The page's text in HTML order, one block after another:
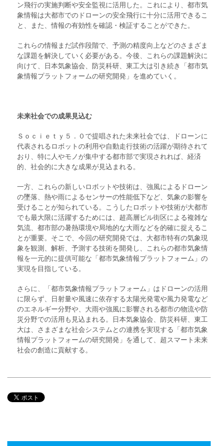
ン飛行の実施判断や安全監視に活用した。これにより、都市気
象情報は大都市でのドローンの安全飛行に十分に活用できるこ
と、また、情報の有効性を確認・検証することができた。
これらの情報まだ試作段階で、予測の精度向上などのさまざま
な課題を解決していく必要がある。今後、これらの課題解決に
向けて、日本気象協会、防災科研、東工大は引き続き「都市気
象情報プラットフォームの研究開発」を進めていく。
未来社会での成果見込む
Ｓｏｃｉｅｔｙ５．０で提唱された未来社会では、ドローンに
代表されるロボットの利用や自動走行技術の活躍が期待されて
おり、特に人やモノが集中する都市部で実現されれば、経済
的、社会的に大きな成果が見込まれる。
一方、これらの新しいロボットや技術は、強風によるドローン
の墜落、熱や雨によるセンサーの性能低下など、気象の影響を
受けることが知られている。こうしたロボットや技術が大都市
でも最大限に活躍するためには、超高層ビル街区による複雑な
気流、都市部の暑熱環境や局地的な大雨などを的確に捉えるこ
とが重要。そこで、今回の研究開発では、大都市特有の気象現
象を観測、解析、予測する技術を開発し、これらの都市気象情
報を一元的に提供可能な「都市気象情報プラットフォーム」の
実現を目指している。
さらに、「都市気象情報プラットフォーム」はドローンの活用
に限らず、日射量や風速に依存する太陽光発電や風力発電など
のエネルギー分野や、大雨や強風に影響される都市の物流や防
災分野での活用も見込まれる。日本気象協会、防災科研、東工
大は、さまざまな社会システムとの連携を実現する「都市気象
情報プラットフォームの研究開発」を通して、超スマート未来
社会の創造に貢献する。